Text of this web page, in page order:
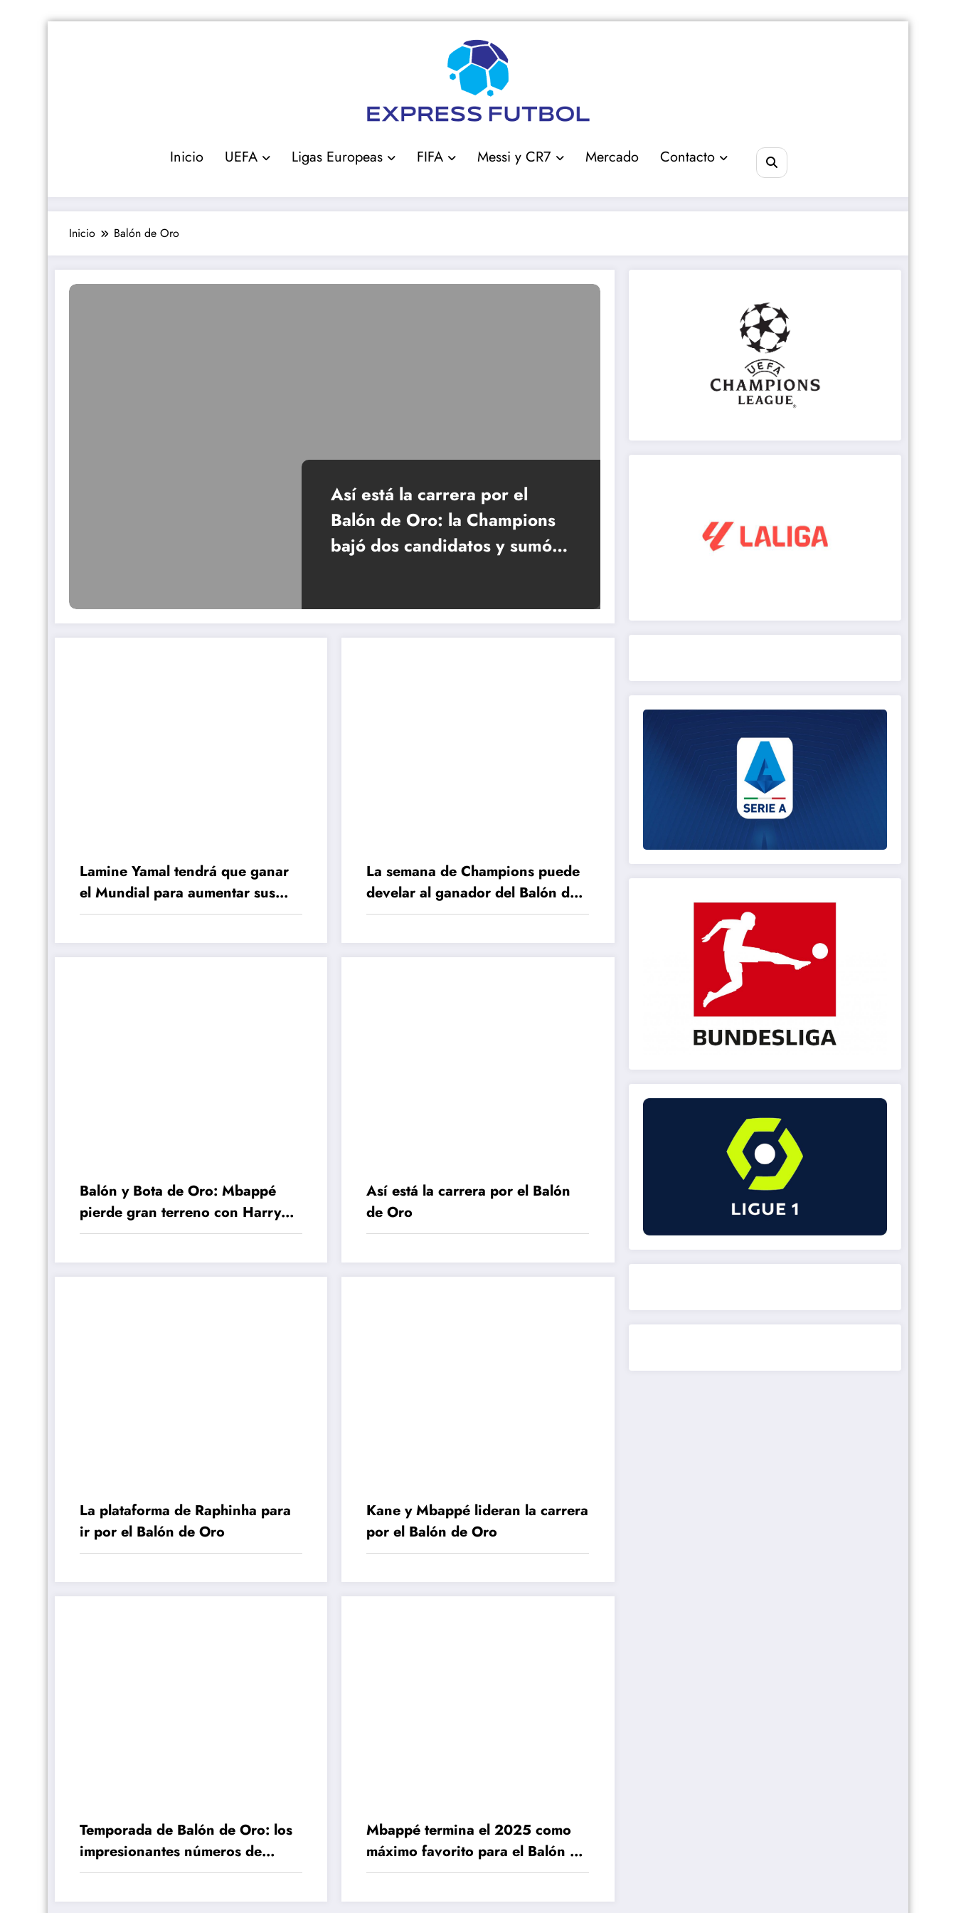
Inicio UEFA Ligas Europeas FIFA Messi y CR7 Mercado Contacto
Inicio Balón de Oro
Así está la carrera por el
Balón de Oro: la Champions
bajó dos candidatos y sumó
Lamine Yamal tendrá que ganar
el Mundial para aumentar sus
chances en el Balón de Oro
La semana de Champions puede
develar al ganador del Balón de
Oro
Balón y Bota de Oro: Mbappé
pierde gran terreno con Harry
Kane
Así está la carrera por el Balón
de Oro
La plataforma de Raphinha para
ir por el Balón de Oro
Kane y Mbappé lideran la carrera
por el Balón de Oro
Temporada de Balón de Oro: los
impresionantes números de
Kylian Mbappé
Mbappé termina el 2025 como
máximo favorito para el Balón de
Oro: ¿Quién es su máximo